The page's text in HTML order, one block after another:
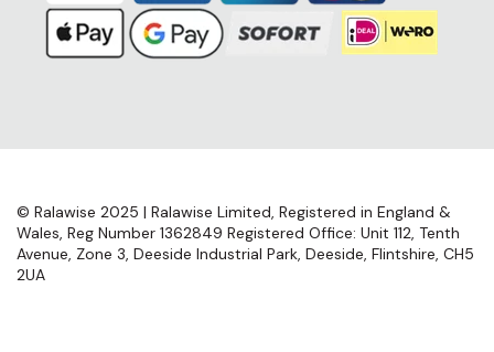
© Ralawise 2025 | Ralawise Limited, Registered in England &
Wales, Reg Number 1362849 Registered Office: Unit 112, Tenth
Avenue, Zone 3, Deeside Industrial Park, Deeside, Flintshire, CH5
2UA